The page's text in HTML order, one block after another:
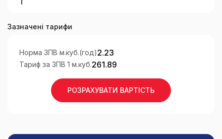
Зазначені тарифи
Норма ЗПВ м.куб.(год)2.23
Тариф за ЗПВ 1 м.куб.261.89
РОЗРАХУВАТИ ВАРТІСТЬ